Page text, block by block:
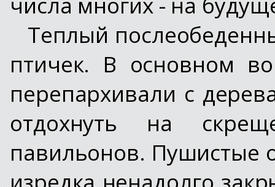
Теплый
птичек. В основном
перепархивали с
отдохнуть на
павильонов. Пушистые